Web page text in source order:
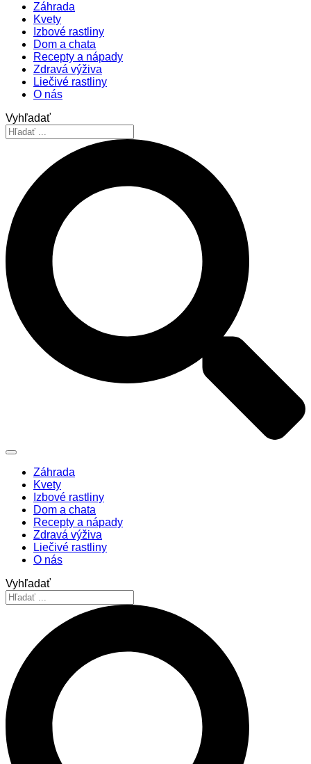
Záhrada
Kvety
Izbové rastliny
Dom a chata
Recepty a nápady
Zdravá výživa
Liečivé rastliny
O nás
Vyhľadať
Záhrada
Kvety
Izbové rastliny
Dom a chata
Recepty a nápady
Zdravá výživa
Liečivé rastliny
O nás
Vyhľadať